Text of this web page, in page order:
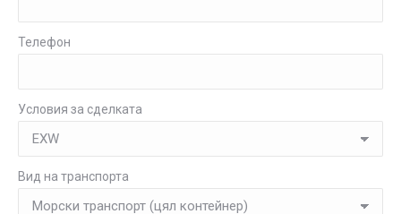
Телефон
Условия за сделката
Вид на транспорта